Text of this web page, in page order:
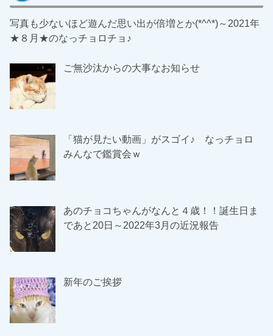
写真も少ないほど遊んだ思い出が倍増とか(*^^*)～2021年
★８月★のなっチョロチョ♪
ご無沙汰からの大事なお知らせ
「猫が見たい動画」がスゴイ♪ なっチョロ
みんなで鑑賞会ｗ
あのチョコちゃんがなんと４歳！！誕生日ま
であと20日～2022年3月の近況報告
新年のご挨拶